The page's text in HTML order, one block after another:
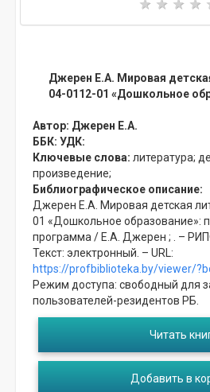
Джерен Е.А. Мировая
04-0112-01 «Дошкольное
Автор: Джерен Е.А.
ББК: УДК:
Ключевые слова: литература;
произведение;
Библиографическое описание:
Джерен Е.А. Мировая детская
01 «Дошкольное образование»:
программа / Е.А. Джерен ; . –
Текст: электронный. – URL:
https://profbiblioteka.by/viewer/
Режим доступа: свободный для
пользователей-резидентов РБ.
Читать
Добавить в